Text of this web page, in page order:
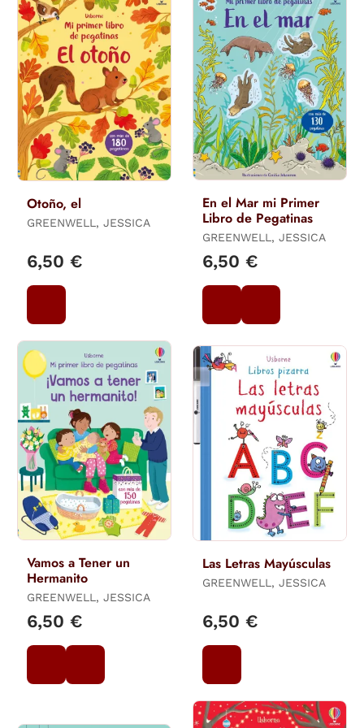
Otoño, el
GREENWELL, JESSICA
6,50 €
En el Mar mi Primer
Libro de Pegatinas
GREENWELL, JESSICA
6,50 €
Vamos a Tener un
Hermanito
GREENWELL, JESSICA
6,50 €
Las Letras Mayúsculas
GREENWELL, JESSICA
6,50 €